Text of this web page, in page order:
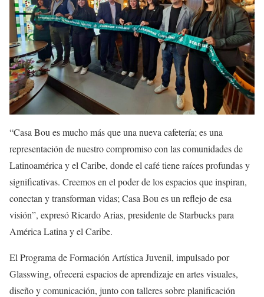
“Casa Bou es mucho más que una nueva cafetería; es una
representación de nuestro compromiso con las comunidades de
Latinoamérica y el Caribe, donde el café tiene raíces profundas y
significativas. Creemos en el poder de los espacios que inspiran,
conectan y transforman vidas; Casa Bou es un reflejo de esa
visión”, expresó Ricardo Arias, presidente de Starbucks para
América Latina y el Caribe.
El Programa de Formación Artística Juvenil, impulsado por
Glasswing, ofrecerá espacios de aprendizaje en artes visuales,
diseño y comunicación, junto con talleres sobre planificación